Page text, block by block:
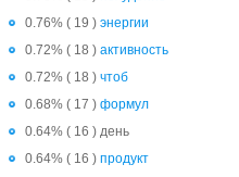
0.76% ( 19 ) энергии
0.72% ( 18 ) активность
0.72% ( 18 ) чтоб
0.68% ( 17 ) формул
0.64% ( 16 ) день
0.64% ( 16 ) продукт